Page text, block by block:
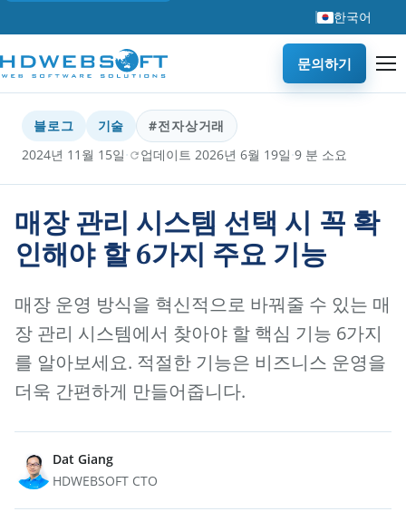
한국어
문의하기
블로그 기술
#전자상거래
2024년 11월 15일· 업데이트 2026년 6월 19일·9 분 소요
매장 관리 시스템 선택 시 꼭 확
인해야 할 6가지 주요 기능
매장 운영 방식을 혁신적으로 바꿔줄 수 있는 매
장 관리 시스템에서 찾아야 할 핵심 기능 6가지
를 알아보세요. 적절한 기능은 비즈니스 운영을
더욱 간편하게 만들어줍니다.
Dat Giang
HDWEBSOFT CTO